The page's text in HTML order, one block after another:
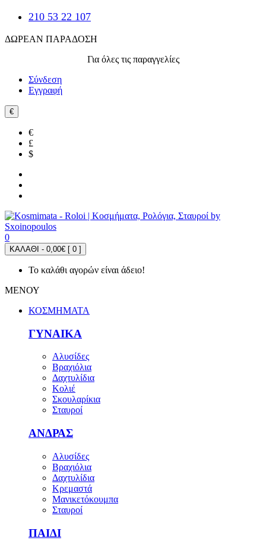
210 53 22 107
ΔΩΡΕΑΝ ΠΑΡΑΔΟΣΗ
Για όλες τις παραγγελίες
Σύνδεση
Εγγραφή
€
€
£
$
0
ΚΑΛΑΘΙ - 0,00€ [ 0 ]
Το καλάθι αγορών είναι άδειο!
ΜΕΝΟΥ
ΚΟΣΜΗΜΑΤΑ
ΓΥΝΑΙΚΑ
Αλυσίδες
Βραχιόλια
Δαχτυλίδια
Κολιέ
Σκουλαρίκια
Σταυροί
ΑΝΔΡΑΣ
Αλυσίδες
Βραχιόλια
Δαχτυλίδια
Κρεμαστά
Μανικετόκουμπα
Σταυροί
ΠΑΙΔΙ